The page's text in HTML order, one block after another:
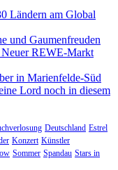
Ländern am Global
und Gaumenfreuden
REWE-Markt
in Marienfelde-Süd
Lord noch in diesem
Deutschland Estrel
Konzert Künstler
Sommer Spandau Stars in